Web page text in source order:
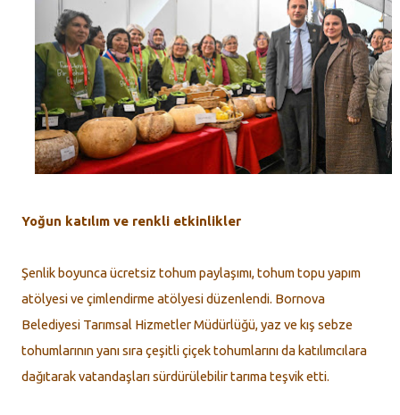
Yoğun katılım ve renkli etkinlikler
Şenlik boyunca ücretsiz tohum paylaşımı, tohum topu yapım
atölyesi ve çimlendirme atölyesi düzenlendi. Bornova
Belediyesi Tarımsal Hizmetler Müdürlüğü, yaz ve kış sebze
tohumlarının yanı sıra çeşitli çiçek tohumlarını da katılımcılara
dağıtarak vatandaşları sürdürülebilir tarıma teşvik etti.